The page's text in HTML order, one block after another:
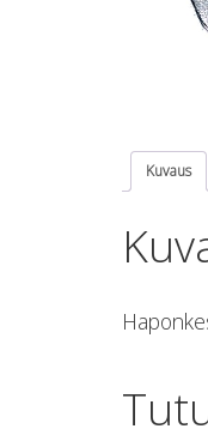
Kuvaus